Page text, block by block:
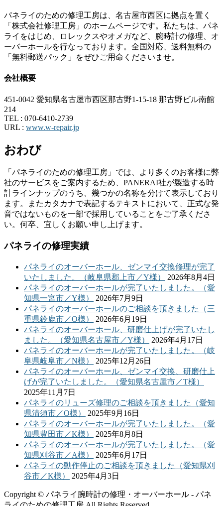
パネライのための修理工房は、名古屋市西区に拠点を置く
「株式会社修理工房」のホームページです。私たちは、パネ
ライをはじめ、ロレックスやオメガなど、腕時計の修理、オ
ーバーホールを行なっております。全国対応、送料無料の
「無料郵送パック」をぜひご用命くださいませ。
会社概要
451-0042 愛知県名古屋市西区那古野1-15-18 那古野ビル南館
214
TEL : 070-6410-2739
URL : www.w-repair.jp
おわび
「パネライのための修理工房」では、より多くのお客様に弊
社のサービスをご案内するため、PANERAI社が製造する時
計ラインナップのうち、幾つかの名称を分けて表示しており
ます。またカタカナで表記するテキストにおいて、正式な発
音ではないものを一部で採用していることをご了承くださ
い。何卒、宜しくお願い申し上げます。
パネライの修理実績
パネライのオーバーホール、ゼンマイ交換修理が完了
いたしました。（岐阜県郡上市／Y様）
2026年8月4日
パネライのオーバーホールが完了いたしました。（愛
知県一宮市／Y様）
2026年7月9日
パネライのオーバーホールのご相談を頂きました（三
重県鈴鹿市／O様）
2026年6月19日
パネライのオーバーホール、研磨仕上げが完了いたし
ました。（愛知県名古屋市／Y様）
2026年4月17日
パネライのオーバーホールが完了いたしました。（岐
阜県岐阜市／N様）
2025年12月26日
パネライのオーバーホール、ゼンマイ交換、研磨仕上
げが完了いたしました。（愛知県名古屋市／T様）
2025年11月7日
パネライのリューズ修理のご相談を頂きました（愛知
県清須市／O様）
2025年9月16日
パネライのオーバーホールが完了いたしました。（愛
知県豊田市／K様）
2025年8月8日
パネライのオーバーホールが完了いたしました。（愛
知県刈谷市／A様）
2025年6月17日
パネライの動作停止のご相談を頂きました（愛知県刈
谷市／K様）
2025年4月3日
Copyright © パネライ腕時計の修理・オーバーホール - パネ